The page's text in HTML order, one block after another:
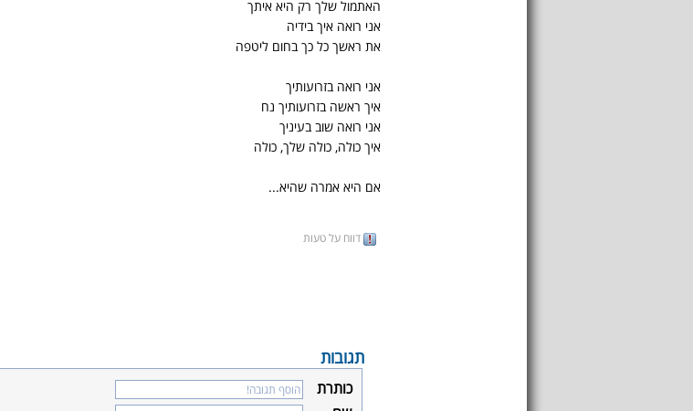
האתמול שלך רק היא איתך
אני רואה איך בידיה
את ראשך כל כך בחום ליטפה
אני רואה בזרועותיך
איך ראשה בזרועותיך נח
אני רואה שוב בעיניך
איך כולה, כולה שלך, כולה
אם היא אמרה שהיא...
דווח על טעות
תגובות
כותרת